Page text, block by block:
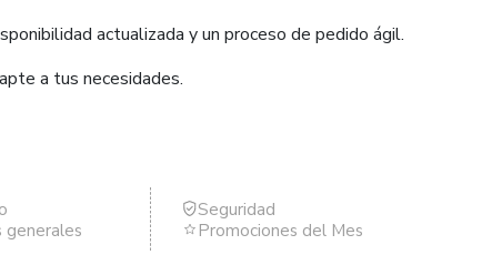
actualizada y un proceso de pedido ágil.
a tus necesidades.
generales
Seguridad
Promociones del Mes